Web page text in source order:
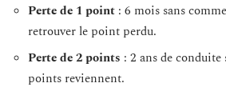
Perte de 1 point : 6 mois sans
retrouver le point perdu.
Perte de 2 points : 2 ans de conduite
points reviennent.